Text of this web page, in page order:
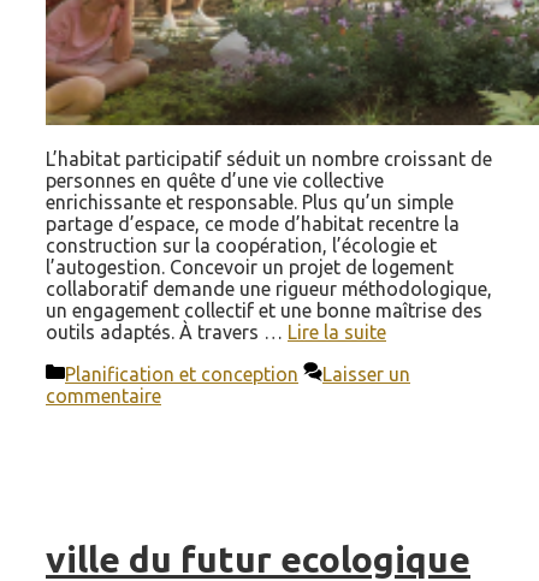
L’habitat participatif séduit un nombre croissant de
personnes en quête d’une vie collective
enrichissante et responsable. Plus qu’un simple
partage d’espace, ce mode d’habitat recentre la
construction sur la coopération, l’écologie et
l’autogestion. Concevoir un projet de logement
collaboratif demande une rigueur méthodologique,
un engagement collectif et une bonne maîtrise des
outils adaptés. À travers … Lire la suite
Catégories
Planification et conception
Laisser un
commentaire
ville du futur ecologique